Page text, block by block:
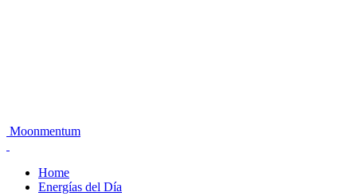
Moonmentum
Home
Energías del Día